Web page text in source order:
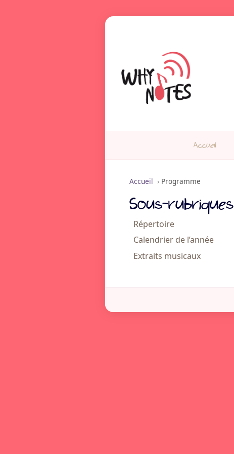
Accueil
Accueil › Programme
Sous-rubriques
Répertoire
Calendrier de l’année
Extraits musicaux